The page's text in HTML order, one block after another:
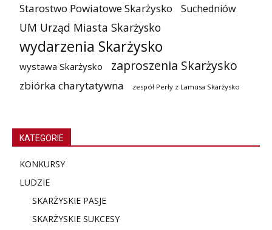
Starostwo Powiatowe Skarżysko Suchedniów
UM Urząd Miasta Skarżysko
wydarzenia Skarżysko
wystawa Skarżysko zaproszenia Skarżysko
zbiórka charytatywna zespół Perły z Lamusa Skarżysko
KATEGORIE
KONKURSY
LUDZIE
SKARŻYSKIE PASJE
SKARŻYSKIE SUKCESY